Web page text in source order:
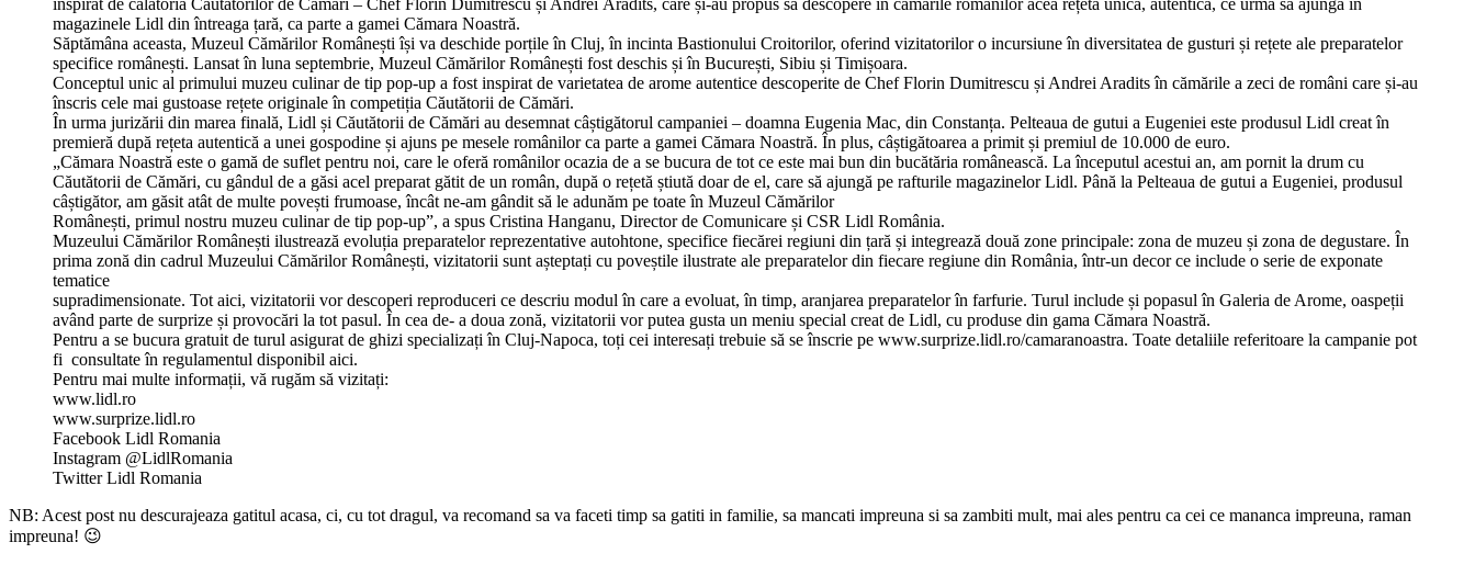
magazinele Lidl din întreaga țară, ca parte a gamei Cămara Noastră.
Săptămâna aceasta, Muzeul Cămărilor Românești își va deschide porțile în Cluj, în incinta Bastionului Croitorilor, oferind vizitatorilor o incursiune în diversitatea de gusturi și rețete ale preparatelor
specifice românești. Lansat în luna septembrie, Muzeul Cămărilor Românești fost deschis și în București, Sibiu și Timișoara.
Conceptul unic al primului muzeu culinar de tip pop-up a fost inspirat de varietatea de arome autentice descoperite de Chef Florin Dumitrescu și Andrei Aradits în cămările a zeci de români care și-au
înscris cele mai gustoase rețete originale în competiția Căutătorii de Cămări.
În urma jurizării din marea finală, Lidl și Căutătorii de Cămări au desemnat câștigătorul campaniei – doamna Eugenia Mac, din Constanța. Pelteaua de gutui a Eugeniei este produsul Lidl creat în
premieră după rețeta autentică a unei gospodine și ajuns pe mesele românilor ca parte a gamei Cămara Noastră. În plus, câștigătoarea a primit și premiul de 10.000 de euro.
„Cămara Noastră este o gamă de suflet pentru noi, care le oferă românilor ocazia de a se bucura de tot ce este mai bun din bucătăria românească. La începutul acestui an, am pornit la drum cu
Căutătorii de Cămări, cu gândul de a găsi acel preparat gătit de un român, după o rețetă știută doar de el, care să ajungă pe rafturile magazinelor Lidl. Până la Pelteaua de gutui a Eugeniei, produsul
câștigător, am găsit atât de multe povești frumoase, încât ne-am gândit să le adunăm pe toate în Muzeul Cămărilor
Românești, primul nostru muzeu culinar de tip pop-up”, a spus Cristina Hanganu, Director de Comunicare și CSR Lidl România.
Muzeului Cămărilor Românești ilustrează evoluția preparatelor reprezentative autohtone, specifice fiecărei regiuni din țară și integrează două zone principale: zona de muzeu și zona de degustare. În
prima zonă din cadrul Muzeului Cămărilor Românești, vizitatorii sunt așteptați cu poveștile ilustrate ale preparatelor din fiecare regiune din România, într-un decor ce include o serie de exponate
tematice
supradimensionate. Tot aici, vizitatorii vor descoperi reproduceri ce descriu modul în care a evoluat, în timp, aranjarea preparatelor în farfurie. Turul include și popasul în Galeria de Arome, oaspeții
având parte de surprize și provocări la tot pasul. În cea de- a doua zonă, vizitatorii vor putea gusta un meniu special creat de Lidl, cu produse din gama Cămara Noastră.
Pentru a se bucura gratuit de turul asigurat de ghizi specializați în Cluj-Napoca, toți cei interesați trebuie să se înscrie pe www.surprize.lidl.ro/camaranoastra. Toate detaliile referitoare la campanie pot
fi consultate în regulamentul disponibil aici.
Pentru mai multe informații, vă rugăm să vizitați:
www.lidl.ro
www.surprize.lidl.ro
Facebook Lidl Romania
Instagram @LidlRomania
Twitter Lidl Romania
NB: Acest post nu descurajeaza gatitul acasa, ci, cu tot dragul, va recomand sa va faceti timp sa gatiti in familie, sa mancati impreuna si sa zambiti mult, mai ales pentru ca cei ce mananca impreuna, raman
impreuna! 😉